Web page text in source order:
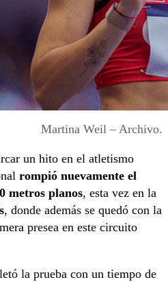
Martina Weil – Archivo.
un hito en el atletismo
rompió nuevamente el
metros planos, esta vez en la
, donde además se quedó con la
presea en este circuito
la prueba con un tiempo de